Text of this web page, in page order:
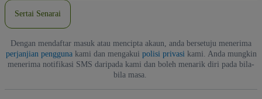
Sertai Senarai
Dengan mendaftar masuk atau mencipta akaun, anda bersetuju menerima
perjanjian penggunakami dan mengakui polisi privasikami. Anda mungkin
menerima notifikasi SMS daripada kami dan boleh menarik diri pada bila-
bila masa.